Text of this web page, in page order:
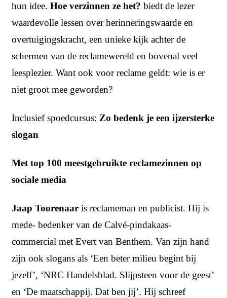
hun idee. Hoe verzinnen ze het? biedt de lezer
waardevolle lessen over herinneringswaarde en
overtuigingskracht, een unieke kijk achter de
schermen van de reclamewereld en bovenal veel
leesplezier. Want ook voor reclame geldt: wie is er
niet groot mee geworden?
Inclusief spoedcursus: Zo bedenk je een ijzersterke
slogan
Met top 100 meestgebruikte reclamezinnen op
sociale media
Jaap Toorenaar is reclameman en publicist. Hij is
mede- bedenker van de Calvé-pindakaas-
commercial met Evert van Benthem. Van zijn hand
zijn ook slogans als ‘Een beter milieu begint bij
jezelf’, ‘NRC Handelsblad. Slijpsteen voor de geest’
en ‘De maatschappij. Dat ben jij’. Hij schreef